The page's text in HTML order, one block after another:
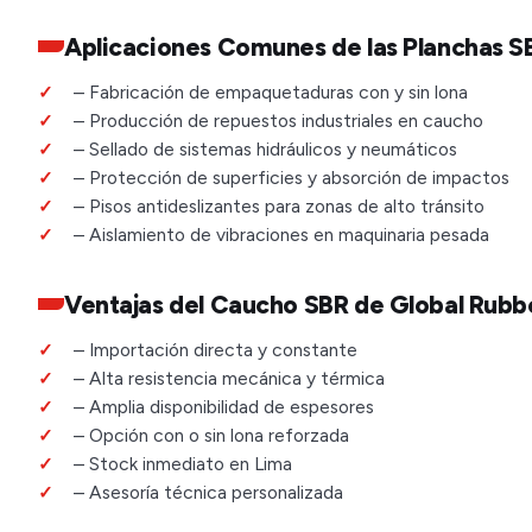
Aplicaciones Comunes de las Planchas
– Fabricación de empaquetaduras con y sin lona
– Producción de repuestos industriales en caucho
– Sellado de sistemas hidráulicos y neumáticos
– Protección de superficies y absorción de impactos
– Pisos antideslizantes para zonas de alto tránsito
– Aislamiento de vibraciones en maquinaria pesada
Ventajas del Caucho SBR de Global
– Importación directa y constante
– Alta resistencia mecánica y térmica
– Amplia disponibilidad de espesores
– Opción con o sin lona reforzada
– Stock inmediato en Lima
– Asesoría técnica personalizada